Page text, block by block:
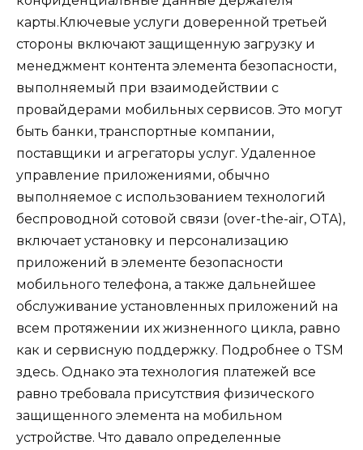
карты.Ключевые услуги доверенной третьей
стороны включают защищенную загрузку и
менеджмент контента элемента безопасности,
выполняемый при взаимодействии с
провайдерами мобильных сервисов. Это могут
быть банки, транспортные компании,
поставщики и агрегаторы услуг. Удаленное
управление приложениями, обычно
выполняемое с использованием технологий
беспроводной сотовой связи (over-the-air, OTA),
включает установку и персонализацию
приложений в элементе безопасности
мобильного телефона, а также дальнейшее
обслуживание установленных приложений на
всем протяжении их жизненного цикла, равно
как и сервисную поддержку. Подробнее о TSM
здесь. Однако эта технология платежей все
равно требовала присутствия физического
защищенного элемента на мобильном
устройстве. Что давало определенные